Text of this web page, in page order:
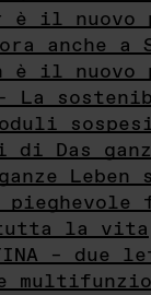
è il nuovo
ora anche
il nuovo
- La
Das
Leben
tutta la vita
– due